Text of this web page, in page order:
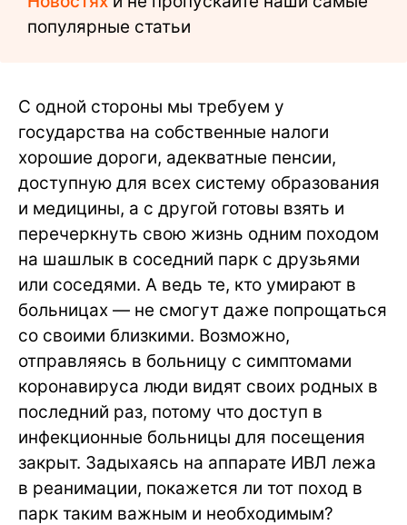
популярные статьи
С одной стороны мы требуем у
государства на собственные налоги
хорошие дороги, адекватные пенсии,
доступную для всех систему образования
и медицины, а с другой готовы взять и
перечеркнуть свою жизнь одним походом
на шашлык в соседний парк с друзьями
или соседями. А ведь те, кто умирают в
больницах — не смогут даже попрощаться
со своими близкими. Возможно,
отправляясь в больницу с симптомами
коронавируса люди видят своих родных в
последний раз, потому что доступ в
инфекционные больницы для посещения
закрыт. Задыхаясь на аппарате ИВЛ лежа
в реанимации, покажется ли тот поход в
парк таким важным и необходимым?